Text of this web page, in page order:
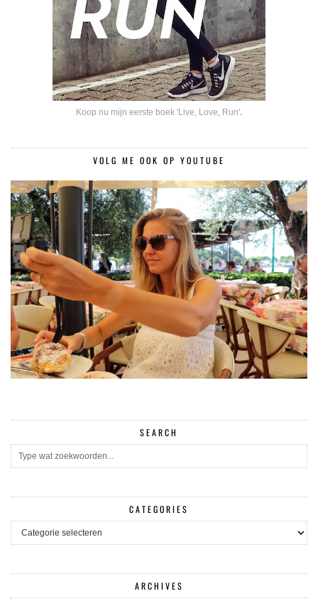
Koop nu mijn eerste boek 'Live, Love, Run'.
VOLG ME OOK OP YOUTUBE
SEARCH
CATEGORIES
CATEGORIES
ARCHIVES